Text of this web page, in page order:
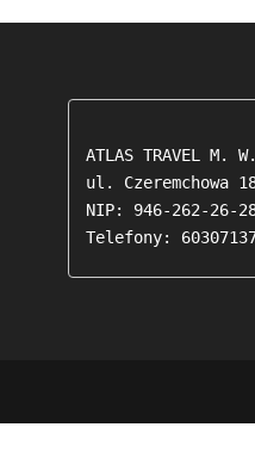
ATLAS TRAVEL M.
ul. Czeremchowa
NIP: 946-262-26-
Telefony: